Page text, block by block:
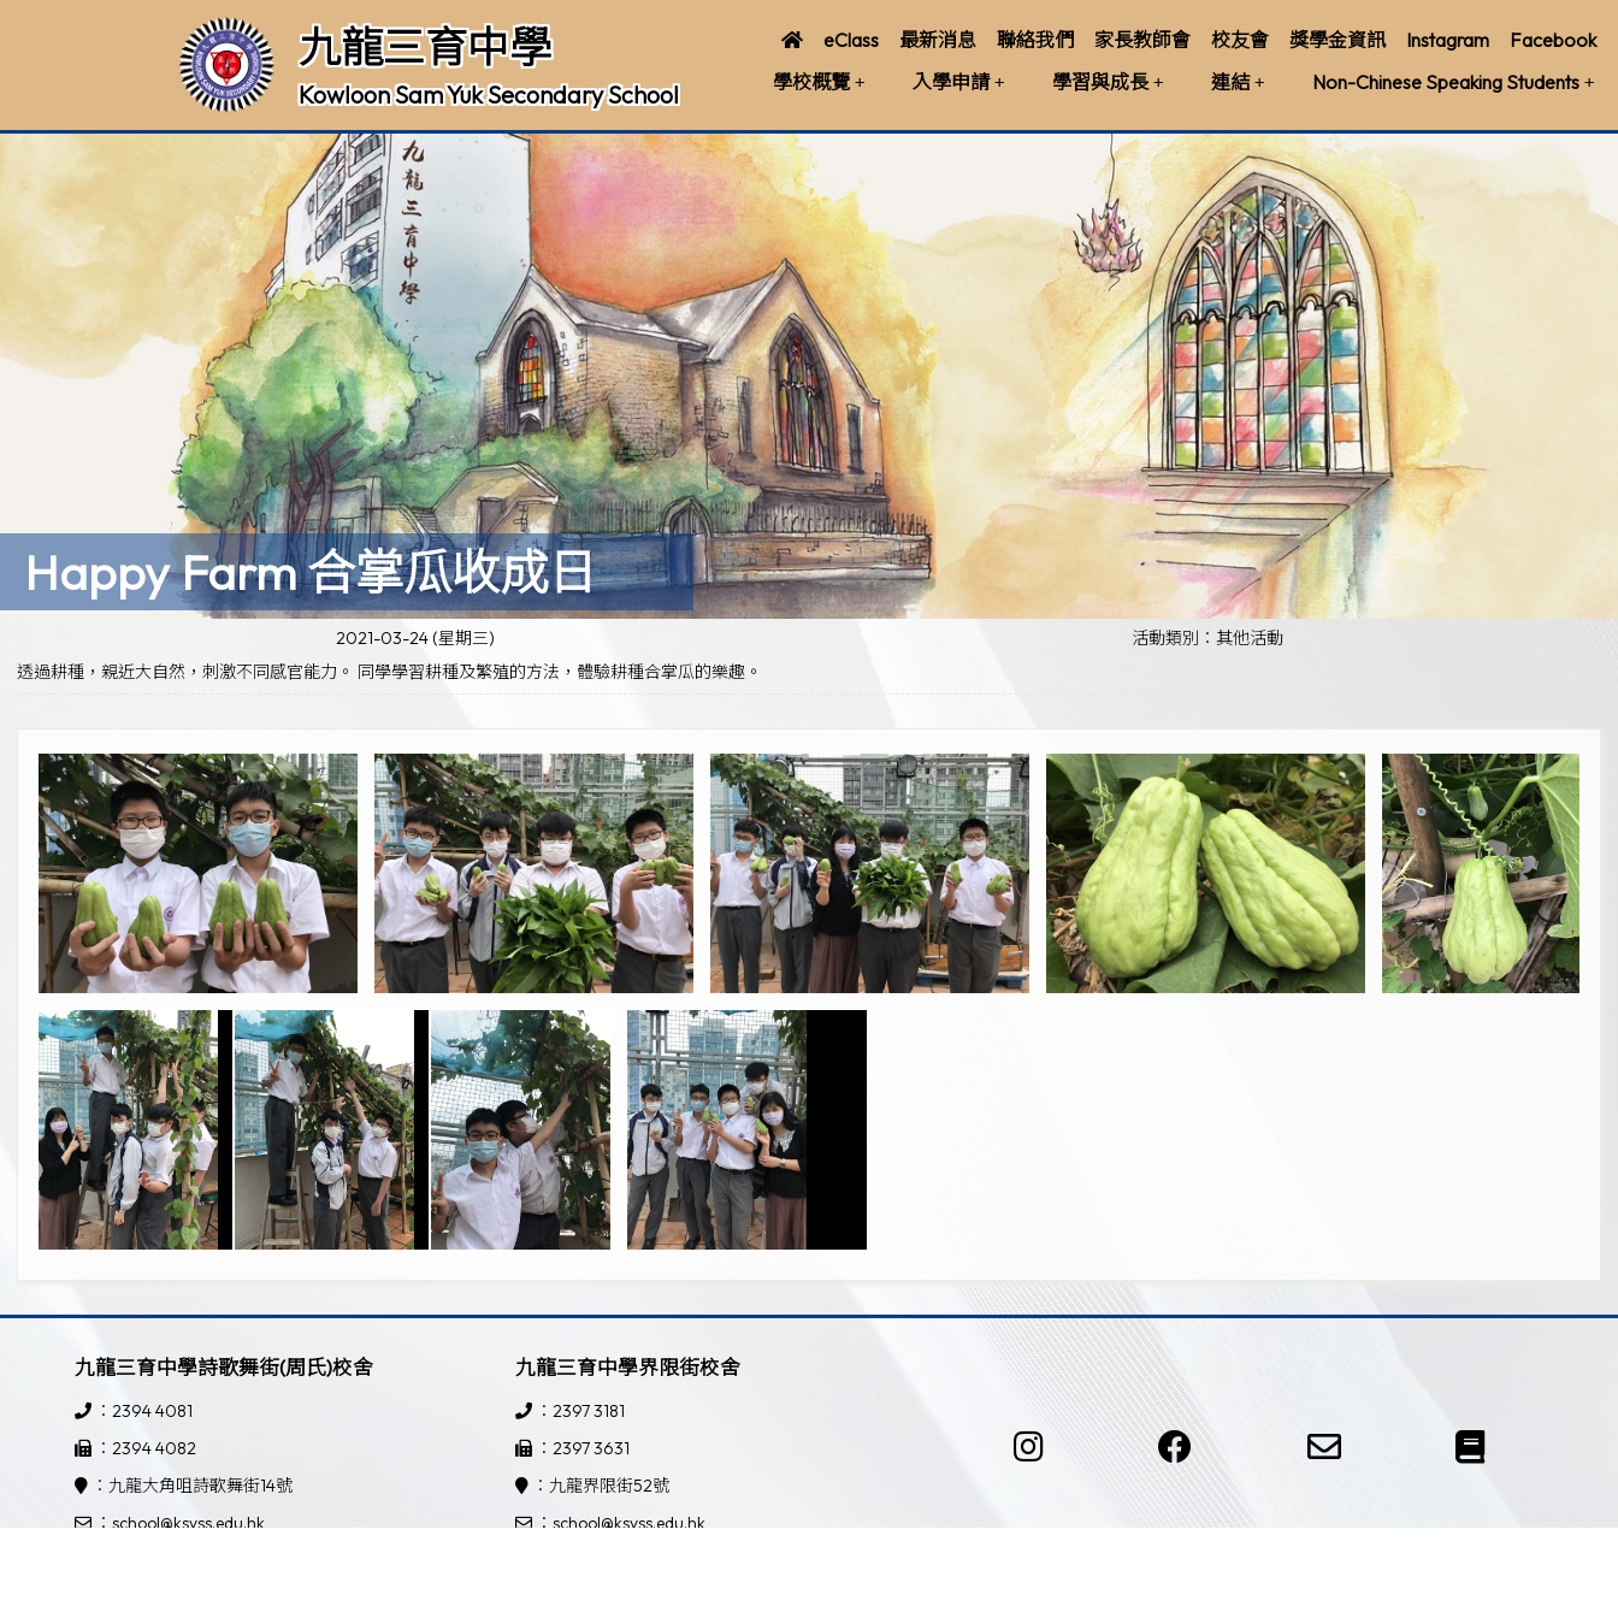
九龍三育中學
Kowloon Sam Yuk Secondary School
eClass 最新消息 聯絡我們 家長教師會 校友會 獎學金資訊 Instagram
Facebook
學校概覽
入學申請 學習與成長 連結 Non-Chinese Speaking Students
Happy Farm 合掌瓜收成日
2021-03-24 (星期三)
活動類別：其他活動
透過耕種，親近大自然，刺激不同感官能力。 同學學習耕種及繁殖的方法，體驗耕種合掌瓜的樂趣。
九龍三育中學詩歌舞街(周氏)校舍
：2394 4081
：2394 4082
：九龍大角咀詩歌舞街14號
：school@ksyss.edu.hk
九龍三育中學界限街校舍
：2397 3181
：2397 3631
：九龍界限街52號
：school@ksyss.edu.hk